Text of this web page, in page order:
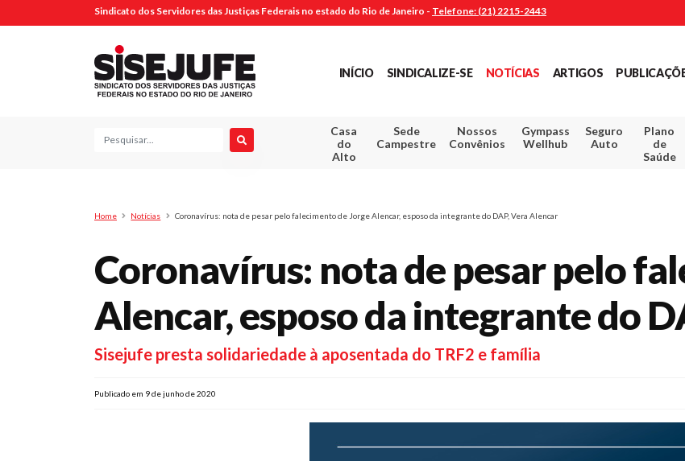
Sindicato dos Servidores das Justiças Federais no estado do Rio de Janeiro - Telefone: (21) 2215-2443
INÍCIO SINDICALIZE-SE NOTÍCIAS ARTIGOS
Pesquisa
Casa
do
Alto
Sede
Campestre
Nossos
Convênios
Gympass
Wellhub
Seguro
Auto
Plano
de
Saúde
Home Notícias Coronavírus: nota de pesar pelo falecimento de Jorge Alencar, esposo da integrante do DAP, Vera Alencar
Coronavírus: nota de pesar pelo
Alencar, esposo da integrante do
Sisejufe presta solidariedade à aposentada do TRF2 e família
Publicado em 9 de junho de 2020